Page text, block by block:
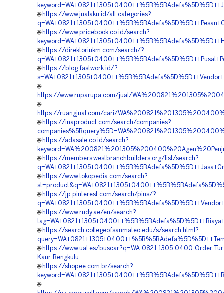
🌐 https://www.jualaku.id/all-categories?
🌐 https://www.pricebook.co.id/search?
🌐 https://direktoriukm.com/search/?
🌐 https://blog.fastwork.id/?
🌐
https://www.ruparupa.com/jual/
🌐
https://ruangjual.com/cari/
🌐 https://inaproduct.com/search/companies?
🌐 https://adasale.co.id/search?
🌐 https://members.westbranchbuilders.org/list/search?
🌐 https://www.tokopedia.com/search?
🌐 https://jp.pinterest.com/search/pins/?
🌐 https://www.rudy.ae/en/search?
🌐 https://search.collegeofsanmateo.edu/s/search.html?
🌐 https://www.ual.es/buscar?q=WA-0821-1305-0400-Order-
Kaur-Bengkulu
🌐 https://shopee.com.br/search?
🌐